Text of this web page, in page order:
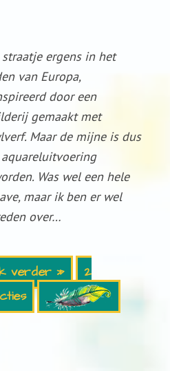
straatje ergens in het
van Europa,
door een
gemaakt met
Maar de mijne is dus
Was wel een hele
maar ik ben er wel
over…
verder »
2